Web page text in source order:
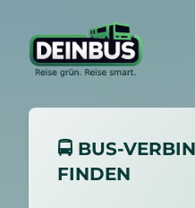
🚍 BUS-
FINDEN